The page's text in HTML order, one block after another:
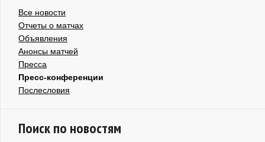
Все новости
Отчеты о матчах
Объявления
Анонсы матчей
Пресса
Пресс-конференции
Послесловия
Поиск по новостям